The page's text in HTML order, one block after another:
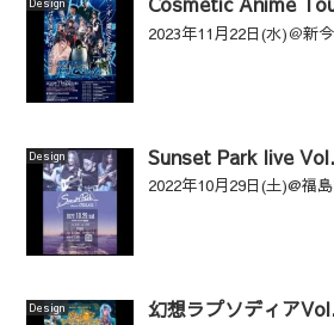
2023年11月22日(水)＠新
Design Sunset Park live
2022年10月29日(土)@福
Design 幻想ラプソディア